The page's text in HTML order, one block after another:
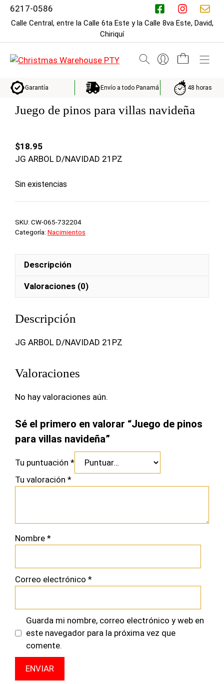
Saltar6217-0586
Calle Central, entre la Calle 6ta Este y la Calle 8va Este, David,
Chiriquí
Garantía Envío a todo Panamá 48 horas
Juego de pinos para villas navideña
$18.95
JG ARBOL D/NAVIDAD 21PZ
Sin existencias
SKU: CW-065-732204
Categoría: Nacimientos
Descripción
Valoraciones (0)
Descripción
JG ARBOL D/NAVIDAD 21PZ
Valoraciones
No hay valoraciones aún.
Sé el primero en valorar “Juego de pinos
para villas navideña”
Tu puntuación *
Tu valoración *
Nombre *
Correo electrónico *
Guarda mi nombre, correo electrónico y web en
este navegador para la próxima vez que
comente.